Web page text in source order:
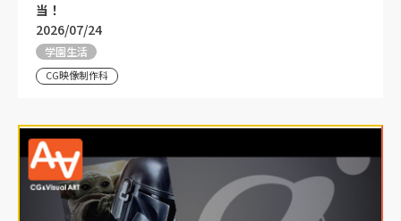
当！
2026/07/24
学園生活
CG映像制作科